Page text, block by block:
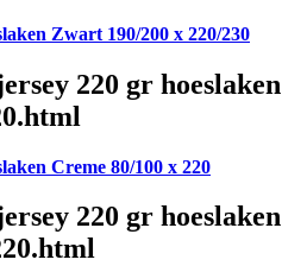
Zwart 190/200 x 220/230
220 gr hoeslaken
Creme 80/100 x 220
220 gr hoeslaken